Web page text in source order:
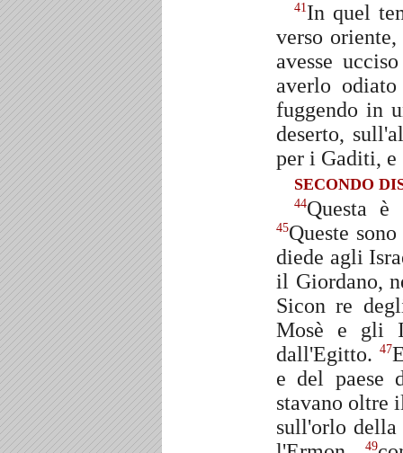
41In quel
verso
avesse
averlo
fuggendo in
deserto,
per i Gaditi, e
SECONDO
44Questa
45Queste
diede agli
il Giordano,
Sicon re
Mosè e gli
dall'Egitto. 47
e del paese
stavano oltre
sull'orlo
49